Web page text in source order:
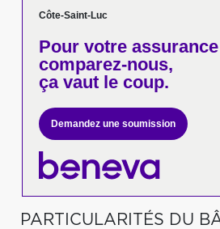
Côte-Saint-Luc
Pour votre
comparez-nous,
ça vaut le coup.
Demandez une soumission
PARTICULARITÉS DU